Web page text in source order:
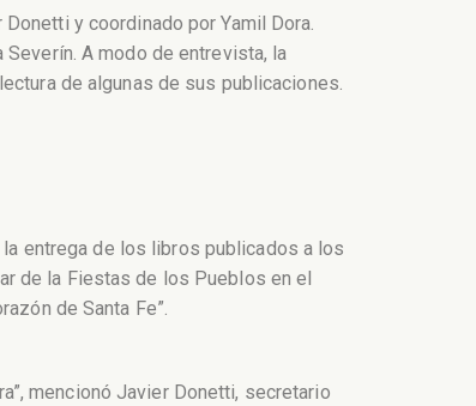
y coordinado por Yamil Dora.
A modo de entrevista, la
de algunas de sus publicaciones.
entrega de los libros publicados a los
de la Fiestas de los Pueblos en el
de Santa Fe”.
mencionó Javier Donetti, secretario